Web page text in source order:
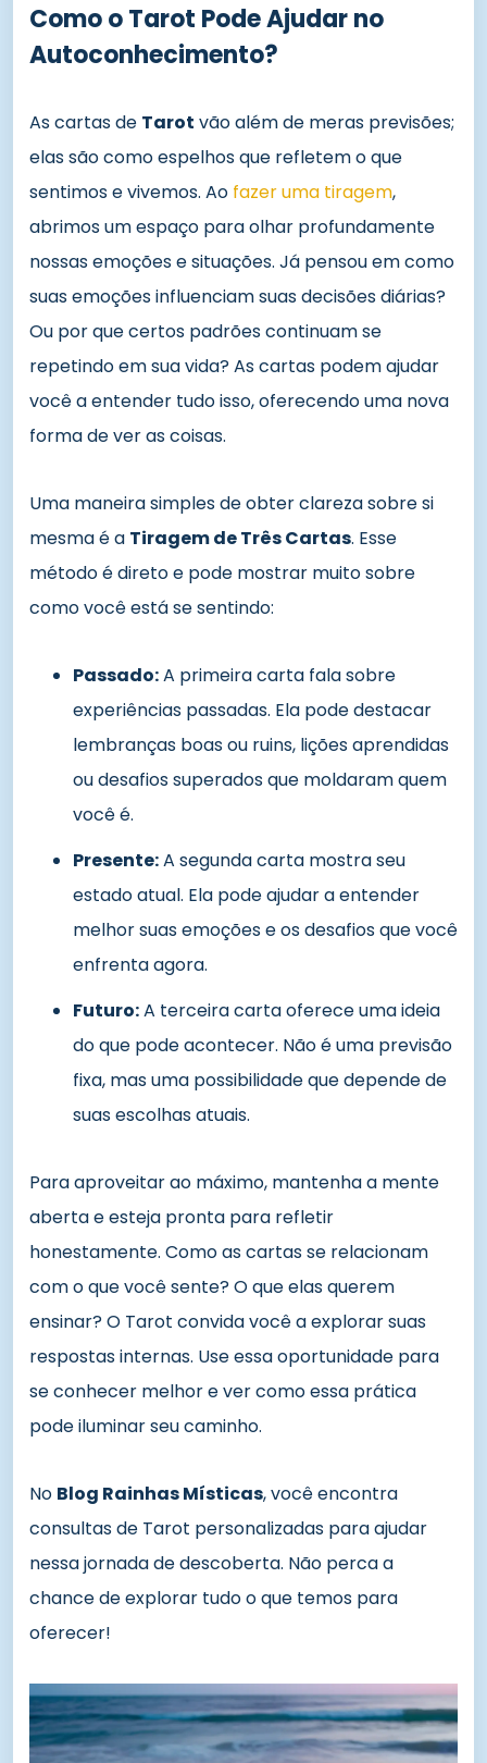
Como o Tarot Pode Ajudar no
Autoconhecimento?
As cartas de Tarot vão além de meras previsões;
elas são como espelhos que refletem o que
sentimos e vivemos. Ao fazer uma tiragem,
abrimos um espaço para olhar profundamente
nossas emoções e situações. Já pensou em como
suas emoções influenciam suas decisões diárias?
Ou por que certos padrões continuam se
repetindo em sua vida? As cartas podem ajudar
você a entender tudo isso, oferecendo uma nova
forma de ver as coisas.
Uma maneira simples de obter clareza sobre si
mesma é a Tiragem de Três Cartas. Esse
método é direto e pode mostrar muito sobre
como você está se sentindo:
Passado:A primeira carta fala sobre
experiências passadas. Ela pode destacar
lembranças boas ou ruins, lições aprendidas
ou desafios superados que moldaram quem
você é.
Presente:A segunda carta mostra seu
estado atual. Ela pode ajudar a entender
melhor suas emoções e os desafios que você
enfrenta agora.
Futuro:A terceira carta oferece uma ideia
do que pode acontecer. Não é uma previsão
fixa, mas uma possibilidade que depende de
suas escolhas atuais.
Para aproveitar ao máximo, mantenha a mente
aberta e esteja pronta para refletir
honestamente. Como as cartas se relacionam
com o que você sente? O que elas querem
ensinar? O Tarot convida você a explorar suas
respostas internas. Use essa oportunidade para
se conhecer melhor e ver como essa prática
pode iluminar seu caminho.
No Blog Rainhas Místicas, você encontra
consultas de Tarot personalizadas para ajudar
nessa jornada de descoberta. Não perca a
chance de explorar tudo o que temos para
oferecer!